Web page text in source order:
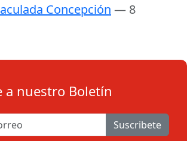
Concepción — 8
a nuestro Boletín
Suscribete